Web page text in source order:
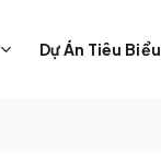
Dự Án Tiêu Biểu